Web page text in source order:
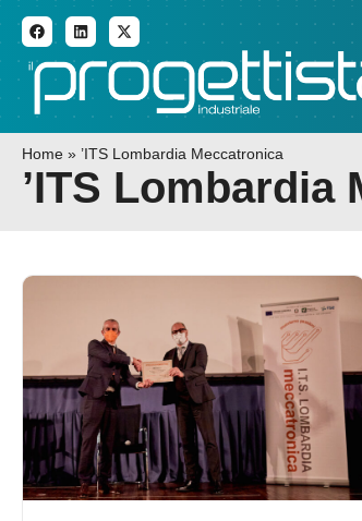
ADDITIVE
Home » ’ITS Lombardia Meccatronica
’ITS Lombardia